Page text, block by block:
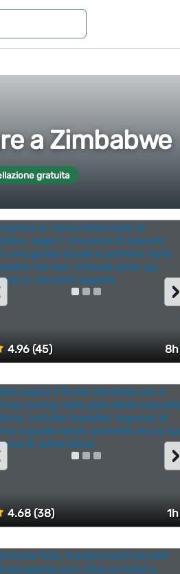
a Zimbabwe
gratuita
4.96 (45) 8h
›
4.68 (38) 1h
›